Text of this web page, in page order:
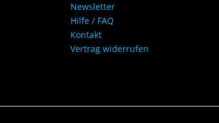
Newsletter
Hilfe / FAQ
Kontakt
Vertrag widerrufen